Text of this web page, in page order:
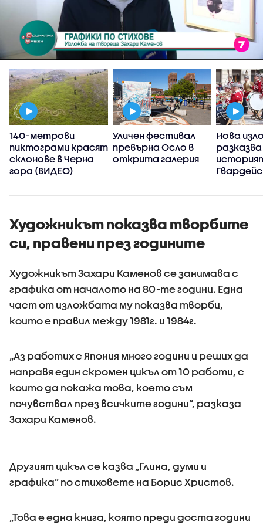
140-метрови
пиктограми красят
склонове в Черна
гора (ВИДЕО)
Уличен фестивал
превърна Осло в
открита галерия
Нова
разказва
духов
Художникът показва творбите
си, правени през годините
Художникът Захари Каменов се занимава с
графика от началото на 80-те години. Една
част от изложбата му показва творби,
които е правил между 1981г. и 1984г.
„Аз работих с Япония много години и реших да
направя един скромен цикъл от 10 работи, с
които да покажа това, което съм
почувствал през всичките години”, разказа
Захари Каменов.
Другият цикъл се казва „Глина, думи и
графика” по стиховете на Борис Христов.
„Това е една книга, която преди доста години